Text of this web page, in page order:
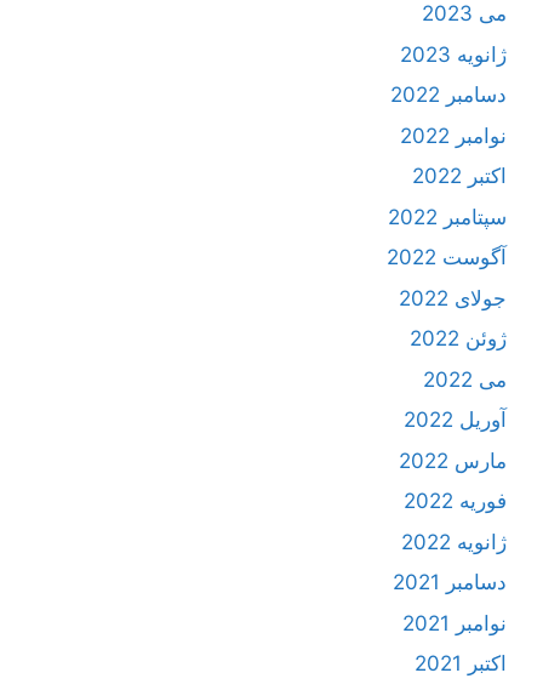
می 2023
ژانویه 2023
دسامبر 2022
نوامبر 2022
اکتبر 2022
سپتامبر 2022
آگوست 2022
جولای 2022
ژوئن 2022
می 2022
آوریل 2022
مارس 2022
فوریه 2022
ژانویه 2022
دسامبر 2021
نوامبر 2021
اکتبر 2021